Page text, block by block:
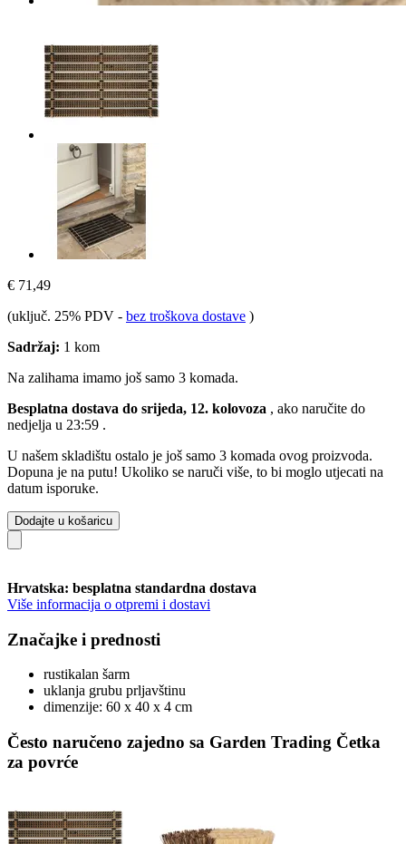
€ 71,49
(uključ. 25% PDV - bez troškova dostave )
Sadržaj: 1 kom
Na zalihama imamo još samo 3 komada.
Besplatna dostava do srijeda, 12. kolovoza , ako naručite do
nedjelja u 23:59 .
U našem skladištu ostalo je još samo 3 komada ovog proizvoda.
Dopuna je na putu! Ukoliko se naruči više, to bi moglo utjecati na
datum isporuke.
Dodajte u košaricu
Hrvatska: besplatna standardna dostava
Više informacija o otpremi i dostavi
Značajke i prednosti
rustikalan šarm
uklanja grubu prljavštinu
dimenzije: 60 x 40 x 4 cm
Često naručeno zajedno sa Garden Trading Četka
za povrće